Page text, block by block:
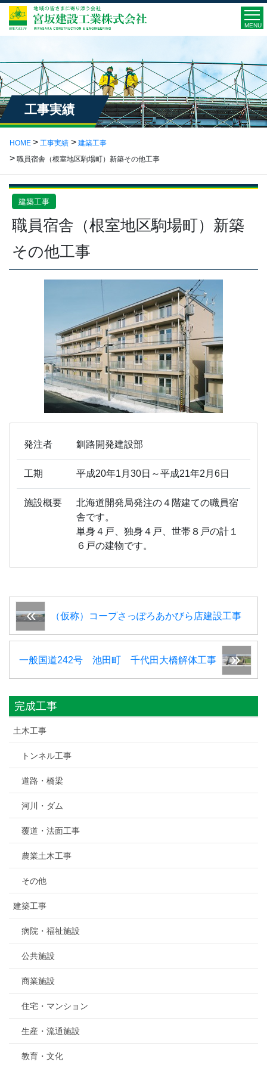
MENU
工事実績
HOME 工事実績
建築工事
職員宿舎（根室地区駒場町）新築その他工事
建築工事
職員宿舎（根室地区駒場町）新築
その他工事
発注者 釧路開発建設部
工期 平成20年1月30日～平成21年2月6日
施設概要
北海道開発局発注の４階建ての職員宿
舎です。
単身４戸、独身４戸、世帯８戸の計１
６戸の建物です。
（仮称）コープさっぽろあかびら店建設工事
一般国道242号 池田町 千代田大橋解体工事
完成工事
土木工事
トンネル工事
道路・橋梁
河川・ダム
覆道・法面工事
農業土木工事
その他
建築工事
病院・福祉施設
公共施設
商業施設
住宅・マンション
生産・流通施設
教育・文化